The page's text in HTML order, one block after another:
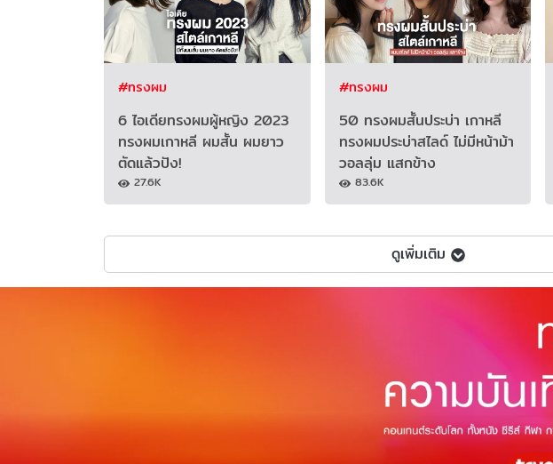
#ทรงผม
6 ไอเดียทรงผมผู้หญิง 2023
ทรงผมเกาหลี ผมสั้น ผมยาว
ตัดแล้วปัง!
27.6K
#ทรงผม
50 ทรงผมสั้นประบ่า เกาหลี
ทรงผมประบ่าสไลด์ ไม่มีหน้าม้า
วอลลุ่ม แสกข้าง
83.6K
ดูเพิ่มเติม